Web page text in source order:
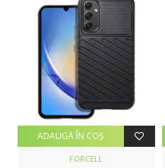
FORCELL
ADAUGĂ ÎN COŞ